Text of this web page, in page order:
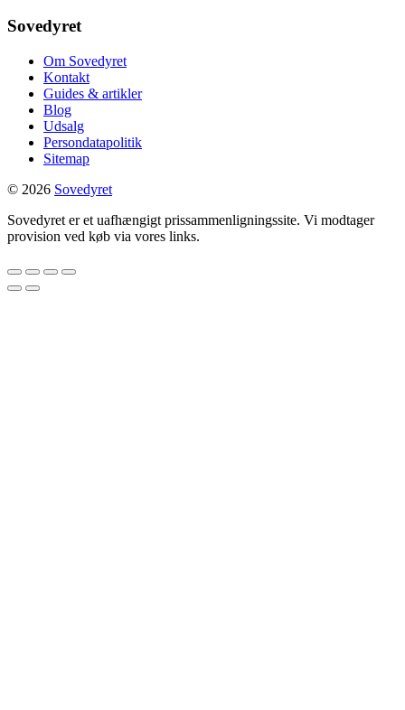
Sovedyret
Om Sovedyret
Kontakt
Guides & artikler
Blog
Udsalg
Persondatapolitik
Sitemap
© 2026 Sovedyret
Sovedyret er et uafhængigt prissammenligningssite. Vi modtager
provision ved køb via vores links.